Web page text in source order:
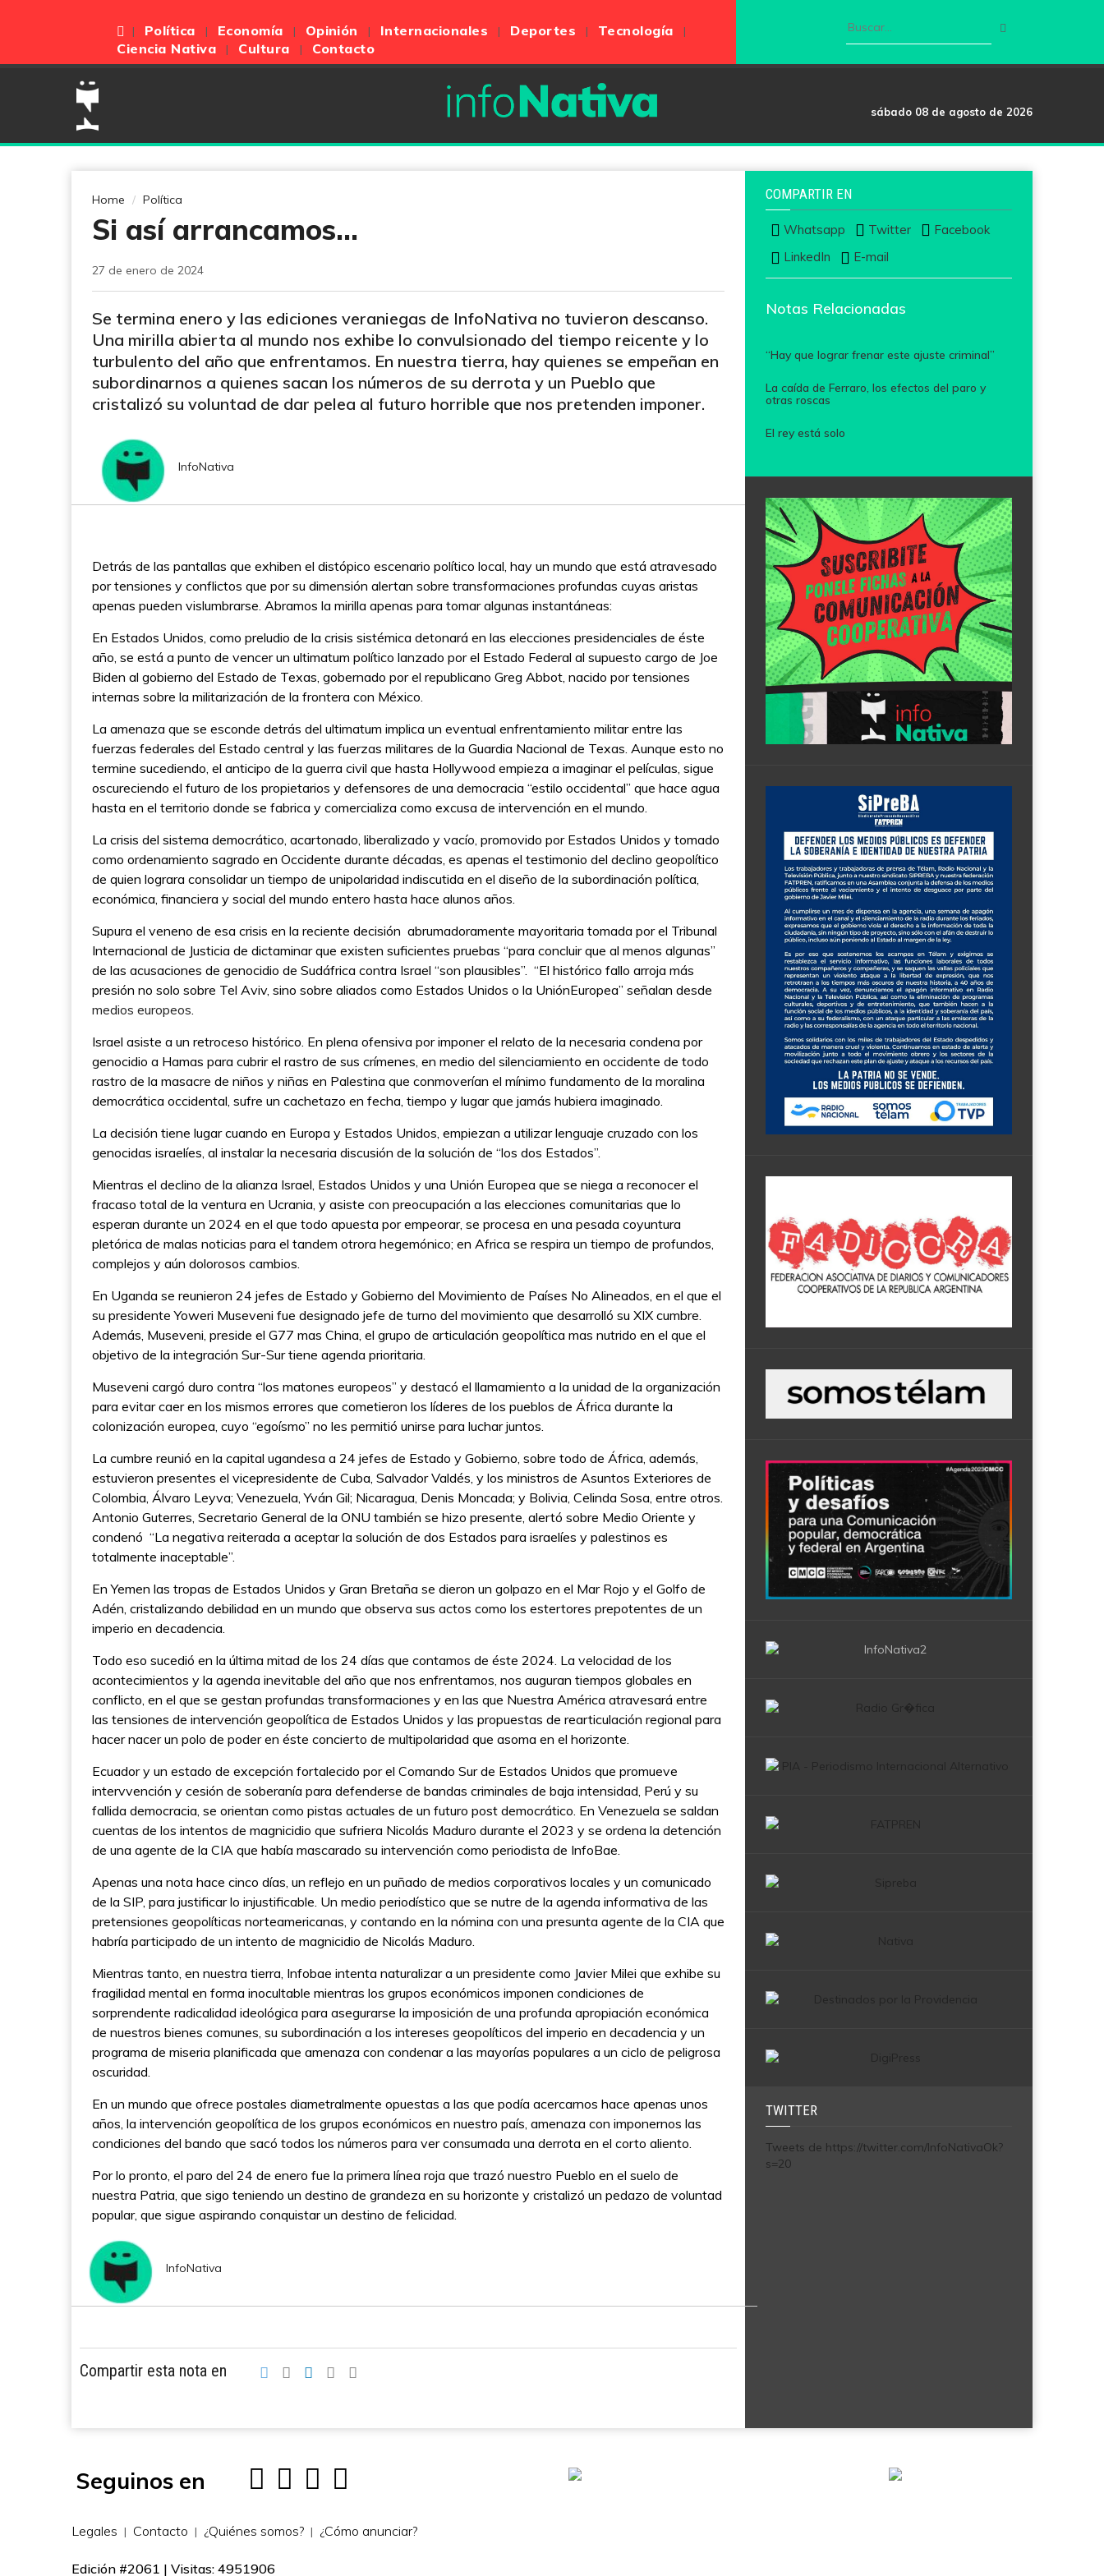
Política Economía Opinión Internacionales Deportes
Tecnología
Ciencia Nativa
Cultura Contacto
sábado 08 de agosto de 2026
Home Política
Si así arrancamos...
27 de enero de 2024
Se termina enero y las ediciones veraniegas de InfoNativa no tuvieron descanso.
Una mirilla abierta al mundo nos exhibe lo convulsionado del tiempo reicente y lo
turbulento del año que enfrentamos. En nuestra tierra, hay quienes se empeñan en
subordinarnos a quienes sacan los números de su derrota y un Pueblo que
cristalizó su voluntad de dar pelea al futuro horrible que nos pretenden imponer.
InfoNativa
Detrás de las pantallas que exhiben el distópico escenario político local, hay un mundo que está atravesado
por tensiones y conflictos que por su dimensión alertan sobre transformaciones profundas cuyas aristas
apenas pueden vislumbrarse. Abramos la mirilla apenas para tomar algunas instantáneas:
En Estados Unidos, como preludio de la crisis sistémica detonará en las elecciones presidenciales de éste
año, se está a punto de vencer un ultimatum político lanzado por el Estado Federal al supuesto cargo de Joe
Biden al gobierno del Estado de Texas, gobernado por el republicano Greg Abbot, nacido por tensiones
internas sobre la militarización de la frontera con México.
La amenaza que se esconde detrás del ultimatum implica un eventual enfrentamiento militar entre las
fuerzas federales del Estado central y las fuerzas militares de la Guardia Nacional de Texas. Aunque esto no
termine sucediendo, el anticipo de la guerra civil que hasta Hollywood empieza a imaginar el películas, sigue
oscureciendo el futuro de los propietarios y defensores de una democracia “estilo occidental” que hace agua
hasta en el territorio donde se fabrica y comercializa como excusa de intervención en el mundo.
La crisis del sistema democrático, acartonado, liberalizado y vacío, promovido por Estados Unidos y tomado
como ordenamiento sagrado en Occidente durante décadas, es apenas el testimonio del declino geopolítico
de quien lograra consolidar un tiempo de unipolaridad indiscutida en el diseño de la subordinación política,
económica, financiera y social del mundo entero hasta hace alunos años.
Supura el veneno de esa crisis en la reciente decisión abrumadoramente mayoritaria tomada por el Tribunal
Internacional de Justicia de dictaminar que existen suficientes pruebas “para concluir que al menos algunas”
de las acusaciones de genocidio de Sudáfrica contra Israel “son plausibles”. “El histórico fallo arroja más
presión no solo sobre Tel Aviv, sino sobre aliados como Estados Unidos o la UniónEuropea” señalan desde
medios europeos.
Israel asiste a un retroceso histórico. En plena ofensiva por imponer el relato de la necesaria condena por
genocidio a Hamas para cubrir el rastro de sus crímenes, en medio del silenciamiento en occidente de todo
rastro de la masacre de niños y niñas en Palestina que conmoverían el mínimo fundamento de la moralina
democrática occidental, sufre un cachetazo en fecha, tiempo y lugar que jamás hubiera imaginado.
La decisión tiene lugar cuando en Europa y Estados Unidos, empiezan a utilizar lenguaje cruzado con los
genocidas israelíes, al instalar la necesaria discusión de la solución de “los dos Estados”.
Mientras el declino de la alianza Israel, Estados Unidos y una Unión Europea que se niega a reconocer el
fracaso total de la ventura en Ucrania, y asiste con preocupación a las elecciones comunitarias que lo
esperan durante un 2024 en el que todo apuesta por empeorar, se procesa en una pesada coyuntura
pletórica de malas noticias para el tandem otrora hegemónico; en Africa se respira un tiempo de profundos,
complejos y aún dolorosos cambios.
En Uganda se reunieron 24 jefes de Estado y Gobierno del Movimiento de Países No Alineados, en el que el
su presidente Yoweri Museveni fue designado jefe de turno del movimiento que desarrolló su XIX cumbre.
Además, Museveni, preside el G77 mas China, el grupo de articulación geopolítica mas nutrido en el que el
objetivo de la integración Sur-Sur tiene agenda prioritaria.
Museveni cargó duro contra “los matones europeos” y destacó el llamamiento a la unidad de la organización
para evitar caer en los mismos errores que cometieron los líderes de los pueblos de África durante la
colonización europea, cuyo “egoísmo” no les permitió unirse para luchar juntos.
La cumbre reunió en la capital ugandesa a 24 jefes de Estado y Gobierno, sobre todo de África, además,
estuvieron presentes el vicepresidente de Cuba, Salvador Valdés, y los ministros de Asuntos Exteriores de
Colombia, Álvaro Leyva; Venezuela, Yván Gil; Nicaragua, Denis Moncada; y Bolivia, Celinda Sosa, entre otros.
Antonio Guterres, Secretario General de la ONU también se hizo presente, alertó sobre Medio Oriente y
condenó “La negativa reiterada a aceptar la solución de dos Estados para israelíes y palestinos es
totalmente inaceptable”.
En Yemen las tropas de Estados Unidos y Gran Bretaña se dieron un golpazo en el Mar Rojo y el Golfo de
Adén, cristalizando debilidad en un mundo que observa sus actos como los estertores prepotentes de un
imperio en decadencia.
Todo eso sucedió en la última mitad de los 24 días que contamos de éste 2024. La velocidad de los
acontecimientos y la agenda inevitable del año que nos enfrentamos, nos auguran tiempos globales en
conflicto, en el que se gestan profundas transformaciones y en las que Nuestra América atravesará entre
las tensiones de intervención geopolítica de Estados Unidos y las propuestas de rearticulación regional para
hacer nacer un polo de poder en éste concierto de multipolaridad que asoma en el horizonte.
Ecuador y un estado de excepción fortalecido por el Comando Sur de Estados Unidos que promueve
intervvención y cesión de soberanía para defenderse de bandas criminales de baja intensidad, Perú y su
fallida democracia, se orientan como pistas actuales de un futuro post democrático. En Venezuela se saldan
cuentas de los intentos de magnicidio que sufriera Nicolás Maduro durante el 2023 y se ordena la detención
de una agente de la CIA que había mascarado su intervención como periodista de InfoBae.
Apenas una nota hace cinco días, un reflejo en un puñado de medios corporativos locales y un comunicado
de la SIP, para justificar lo injustificable. Un medio periodístico que se nutre de la agenda informativa de las
pretensiones geopolíticas norteamericanas, y contando en la nómina con una presunta agente de la CIA que
habría participado de un intento de magnicidio de Nicolás Maduro.
Mientras tanto, en nuestra tierra, Infobae intenta naturalizar a un presidente como Javier Milei que exhibe su
fragilidad mental en forma inocultable mientras los grupos económicos imponen condiciones de
sorprendente radicalidad ideológica para asegurarse la imposición de una profunda apropiación económica
de nuestros bienes comunes, su subordinación a los intereses geopolíticos del imperio en decadencia y un
programa de miseria planificada que amenaza con condenar a las mayorías populares a un ciclo de peligrosa
oscuridad.
En un mundo que ofrece postales diametralmente opuestas a las que podía acercarnos hace apenas unos
años, la intervención geopolítica de los grupos económicos en nuestro país, amenaza con imponernos las
condiciones del bando que sacó todos los números para ver consumada una derrota en el corto aliento.
Por lo pronto, el paro del 24 de enero fue la primera línea roja que trazó nuestro Pueblo en el suelo de
nuestra Patria, que sigo teniendo un destino de grandeza en su horizonte y cristalizó un pedazo de voluntad
popular, que sigue aspirando conquistar un destino de felicidad.
InfoNativa
Compartir esta nota en
COMPARTIR EN
Whatsapp Twitter
Facebook
LinkedIn
E-mail
Notas Relacionadas
“Hay que lograr frenar este ajuste criminal”
La caída de Ferraro, los efectos del paro y
otras roscas
El rey está solo
TWITTER
Tweets de https://twitter.com/InfoNativaOk?
s=20
Seguinos en
Legales Contacto ¿Quiénes somos? ¿Cómo anunciar?
Edición #2061 | Visitas: 4951906